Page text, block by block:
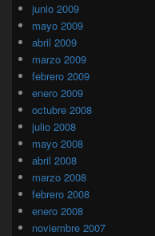
junio 2009
mayo 2009
abril 2009
marzo 2009
febrero 2009
enero 2009
octubre 2008
julio 2008
mayo 2008
abril 2008
marzo 2008
febrero 2008
enero 2008
noviembre 2007